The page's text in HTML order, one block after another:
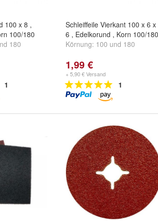
100 x 8 ,
100/180
180
1
Schleiffeile Vierkant 100 x 6 x
6 , Edelkorund , Korn 100/180
Körnung: 100 und 180
1,99 €
+ 5,90 € Versand
1